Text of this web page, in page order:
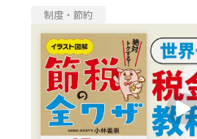
制度・節約